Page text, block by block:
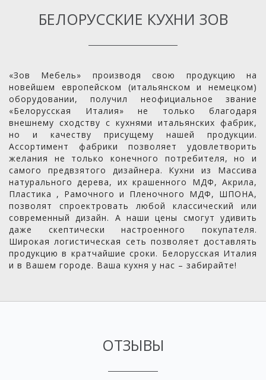
БЕЛОРУССКИЕ КУХНИ ЗОВ
«Зов Мебель» производя свою продукцию на
новейшем европейском (итальянском и немецком)
оборудовании, получил неофициальное звание
«Белорусская Италия» не только благодаря
внешнему сходству с кухнями итальянских фабрик,
но и качеству присущему нашей продукции.
Ассортимент фабрики позволяет удовлетворить
желания не только конечного потребителя, но и
самого предвзятого дизайнера. Кухни из Массива
натурального дерева, их крашенного МДФ, Акрила,
Пластика , Рамочного и Пленочного МДФ, ШПОНА,
позволят спроектровать любой классический или
современный дизайн. А наши цены смогут удивить
даже скептически настроенного покупателя.
Широкая логистическая сеть позволяет доставлять
продукцию в кратчайшие сроки. Белорусская Италия
и в Вашем городе. Ваша кухня у нас – забирайте!
ОТЗЫВЫ